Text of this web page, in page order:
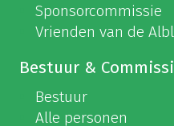
Sponsorcommissie
Vrienden van de
Bestuur &
Bestuur
Alle personen